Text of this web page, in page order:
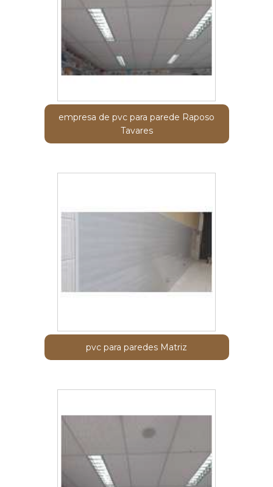
empresa de pvc para parede Raposo
Tavares
pvc para paredes Matriz